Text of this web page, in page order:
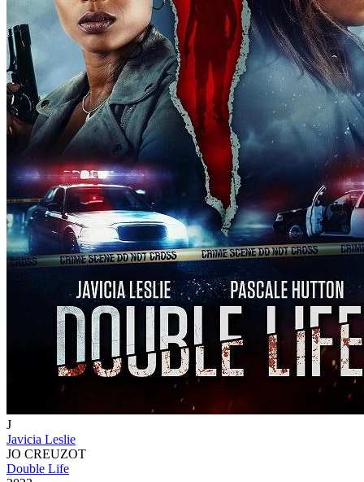
J
Javicia Leslie
JO CREUZOT
Double Life